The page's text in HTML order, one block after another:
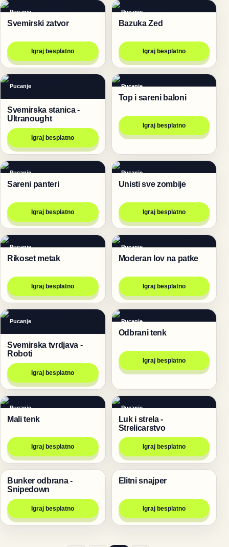
Pucanje
Svemirski zatvor
Igraj besplatno
Pucanje
Bazuka Zed
Igraj besplatno
Pucanje
Svemirska stanica -
Ultranought
Igraj besplatno
Pucanje
Top i sareni baloni
Igraj besplatno
Pucanje
Sareni panteri
Igraj besplatno
Pucanje
Unisti sve zombije
Igraj besplatno
Pucanje
Rikoset metak
Igraj besplatno
Pucanje
Moderan lov na patke
Igraj besplatno
Pucanje
Svemirska tvrdjava -
Roboti
Igraj besplatno
Pucanje
Odbrani tenk
Igraj besplatno
Pucanje
Mali tenk
Igraj besplatno
Pucanje
Luk i strela -
Strelicarstvo
Igraj besplatno
Pucanje
Bunker odbrana -
Snipedown
Igraj besplatno
Pucanje
Elitni snajper
Igraj besplatno